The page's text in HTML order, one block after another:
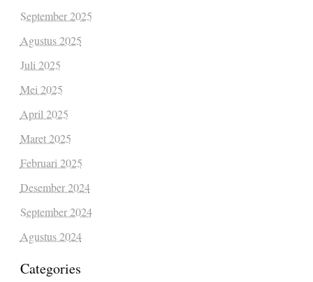
September 2025
Agustus 2025
Juli 2025
Mei 2025
April 2025
Maret 2025
Februari 2025
Desember 2024
September 2024
Agustus 2024
Categories